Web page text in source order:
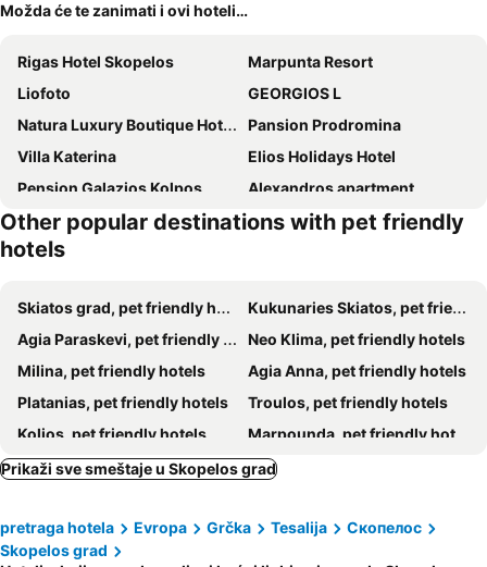
Možda će te zanimati i ovi hoteli…
Rigas Hotel Skopelos
Marpunta Resort
Liofoto
GEORGIOS L
Natura Luxury Boutique Hotel Skopelos
Pansion Prodromina
Villa Katerina
Elios Holidays Hotel
Pension Galazios Kolpos
Αlexandros apartment
Other popular destinations with pet friendly
hotels
Skiatos grad, pet friendly hotels
Kukunaries Skiatos, pet friendly hotels
Agia Paraskevi, pet friendly hotels
Neo Klima, pet friendly hotels
Milina, pet friendly hotels
Agia Anna, pet friendly hotels
Platanias, pet friendly hotels
Troulos, pet friendly hotels
Kolios, pet friendly hotels
Marpounda, pet friendly hotels
Megali Ammos, pet friendly hotels
Votsi, pet friendly hotels
Stafilos, pet friendly hotels
Panormos Skopelos, pet friendly hotels
Lafkos, pet friendly hotels
Prikaži sve smeštaje u Skopelos grad
pretraga hotela Evropa Grčka Tesalija
Скопелос
Skopelos grad